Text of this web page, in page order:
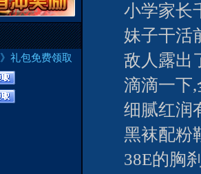
》礼包免费领取
小学家长
妹子干活
敌人露出
滴滴一下
细腻红润
黑袜配粉
38E的胸